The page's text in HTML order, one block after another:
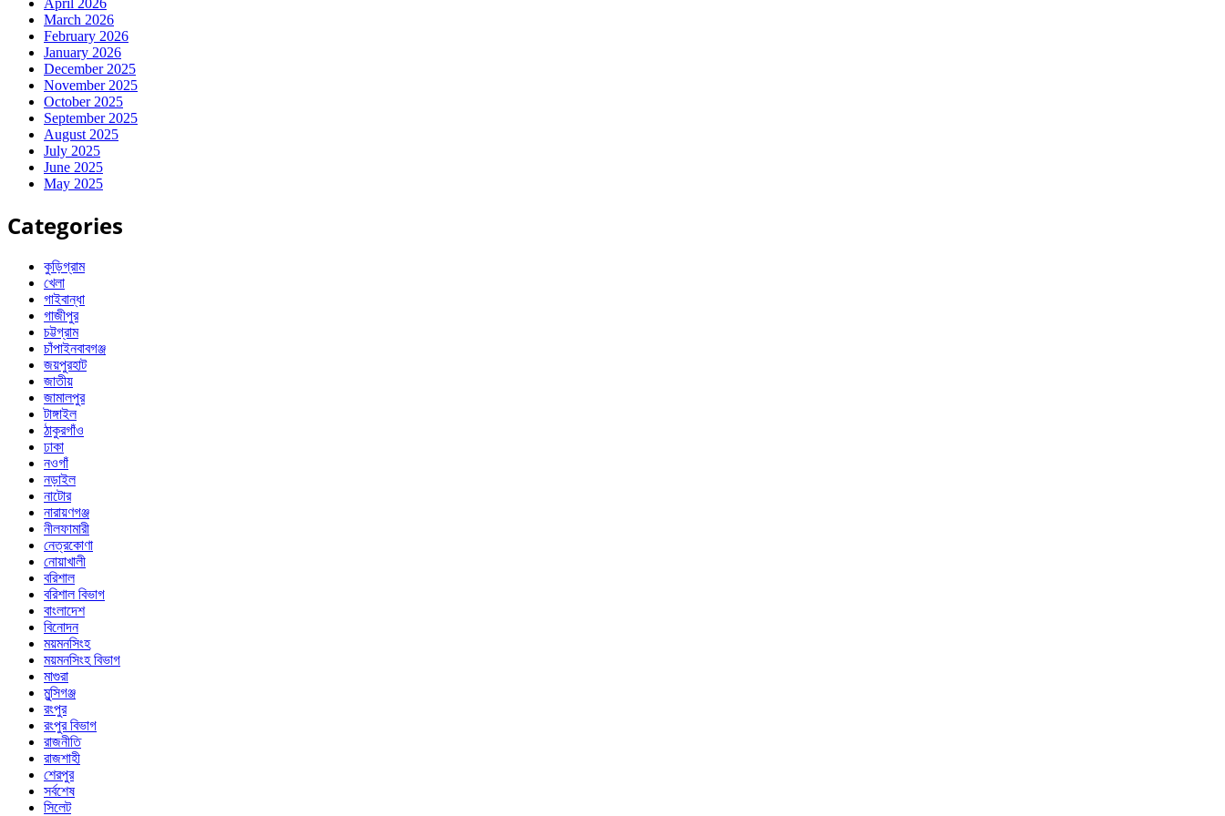
March 2026
February 2026
January 2026
December 2025
November 2025
October 2025
September 2025
August 2025
July 2025
June 2025
May 2025
Categories
কুড়িগ্রাম
খেলা
গাইবান্ধা
গাজীপুর
চট্টগ্রাম
চাঁপাইনবাবগঞ্জ
জয়পুরহাট
জাতীয়
জামালপুর
টাঙ্গাইল
ঠাকুরগাঁও
ঢাকা
নওগাঁ
নড়াইল
নাটোর
নারায়ণগঞ্জ
নীলফামারী
নেত্রকোণা
নোয়াখালী
বরিশাল
বরিশাল বিভাগ
বাংলাদেশ
বিনোদন
ময়মনসিংহ
ময়মনসিংহ বিভাগ
মাগুরা
মুন্সিগঞ্জ
রংপুর
রংপুর বিভাগ
রাজনীতি
রাজশাহী
শেরপুর
সর্বশেষ
সিলেট